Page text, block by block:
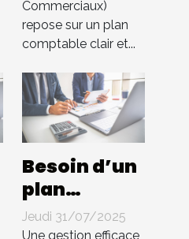
s’occupe de
tout !
Commerciaux)
repose sur un plan
comptable clair et...
Besoin d’un
plan
comptable
Jeudi 31/07/2025
Une gestion efficace